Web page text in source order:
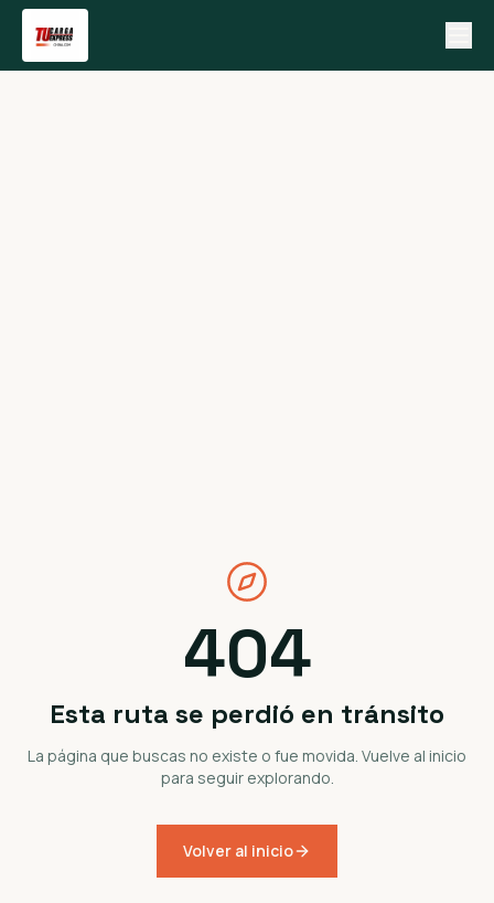
404
Esta ruta se perdió en tránsito
La página que buscas no existe o fue movida. Vuelve al inicio
para seguir explorando.
Volver al inicio